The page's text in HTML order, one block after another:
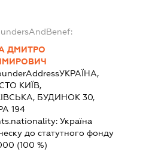
ДМИТРО
УКРАЇНА,
КИЇВ,
БУДИНОК 30,
194
Україна
до статутного фонду
(100 %)